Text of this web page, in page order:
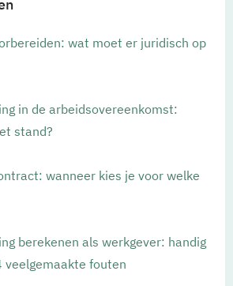
wat moet er juridisch op
in de arbeidsovereenkomst:
stand?
wanneer kies je voor welke
berekenen als werkgever: handig
veelgemaakte fouten